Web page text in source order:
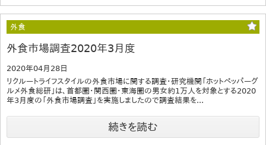
外食
外食市場調査2020年3月度
2020年04月28日
リクルートライフスタイルの外食市場に関する調査・研究機関「ホットペッパーグ
ルメ外食総研」は、首都圏・関西圏・東海圏の男女約1万人を対象とする2020
年3月度の「外食市場調査」を実施しましたので調査結果を...
続きを読む